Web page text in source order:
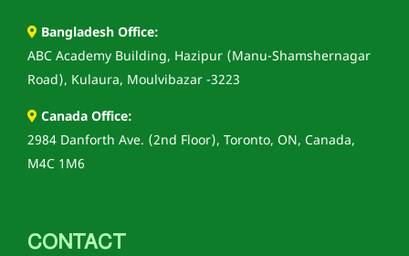
Bangladesh Office:
ABC Academy Building, Hazipur (Manu-Shamshernagar
Road), Kulaura, Moulvibazar -3223
Canada Office:
2984 Danforth Ave. (2nd Floor), Toronto, ON, Canada,
M4C 1M6
CONTACT